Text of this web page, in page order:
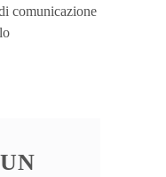
comunicazione